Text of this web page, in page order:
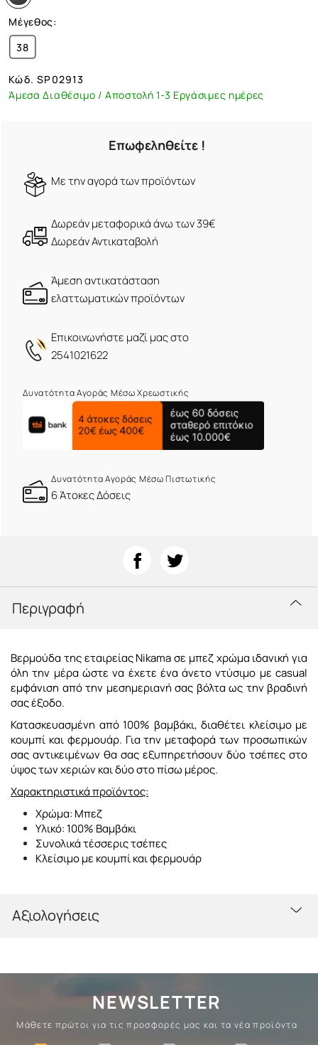
Μέγεθος:
38
Κώδ.SP02913
Άμεσα Διαθέσιμο / Αποστολή 1-3 Εργάσιμες ημέρες
Επωφεληθείτε !
Mε την αγορά των προϊόντων
Δωρεάν μεταφορικά άνω των 39€
Δωρεάν Αντικαταβολή
Άμεση αντικατάσταση
ελαττωματικών προϊόντων
Eπικοινωνήστε μαζί μας στο
2541021622
Δυνατότητα Αγοράς Μέσω Χρεωστικής
Δυνατότητα Αγοράς Μέσω Πιστωτικής
6 Άτοκες Δόσεις
Περιγραφή
Βερμούδα της εταιρείας Nikama σε μπεζ χρώμα ιδανική για
όλη την μέρα ώστε να έχετε ένα άνετο ντύσιμο με casual
εμφάνιση από την μεσημεριανή σας βόλτα ως την βραδινή
σας έξοδο.
Κατασκευασμένη από 100% βαμβάκι, διαθέτει κλείσιμο με
κουμπί και φερμουάρ. Για την μεταφορά των προσωπικών
σας αντικειμένων θα σας εξυπηρετήσουν δύο τσέπες στο
ύψος των χεριών και δύο στο πίσω μέρος.
Χαρακτηριστικά προϊόντος:
Χρώμα: Μπεζ
Υλικό: 100% Βαμβάκι
Συνολικά τέσσερις τσέπες
Κλείσιμο με κουμπί και φερμουάρ
Αξιολογήσεις
NEWSLETTER
Μάθετε πρώτοι για τις προσφορές μας και τα νέα προϊόντα